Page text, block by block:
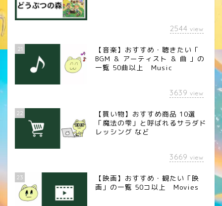
2544 view
21
【音楽】おすすめ・聴きたい「
BGM ＆ アーティスト ＆ 曲 」の
一覧 50曲以上 Music
3639 view
22
【買い物】おすすめ商品 10選
「魔法の雫」と呼ばれるサラダド
レッシング など
3669 view
23
【映画】おすすめ・観たい「映
画」の一覧 50コ以上 Movies